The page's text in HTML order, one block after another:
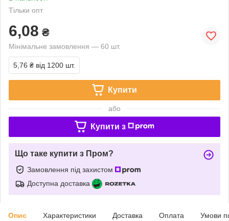
Тільки опт
6,08 ₴
Мінімальне замовлення — 60 шт.
5,76 ₴ від 1200 шт.
Купити
або
Купити з
Що таке купити з Пром?
Замовлення під захистом
Доступна доставка
Опис Характеристики Доставка Оплата Умови